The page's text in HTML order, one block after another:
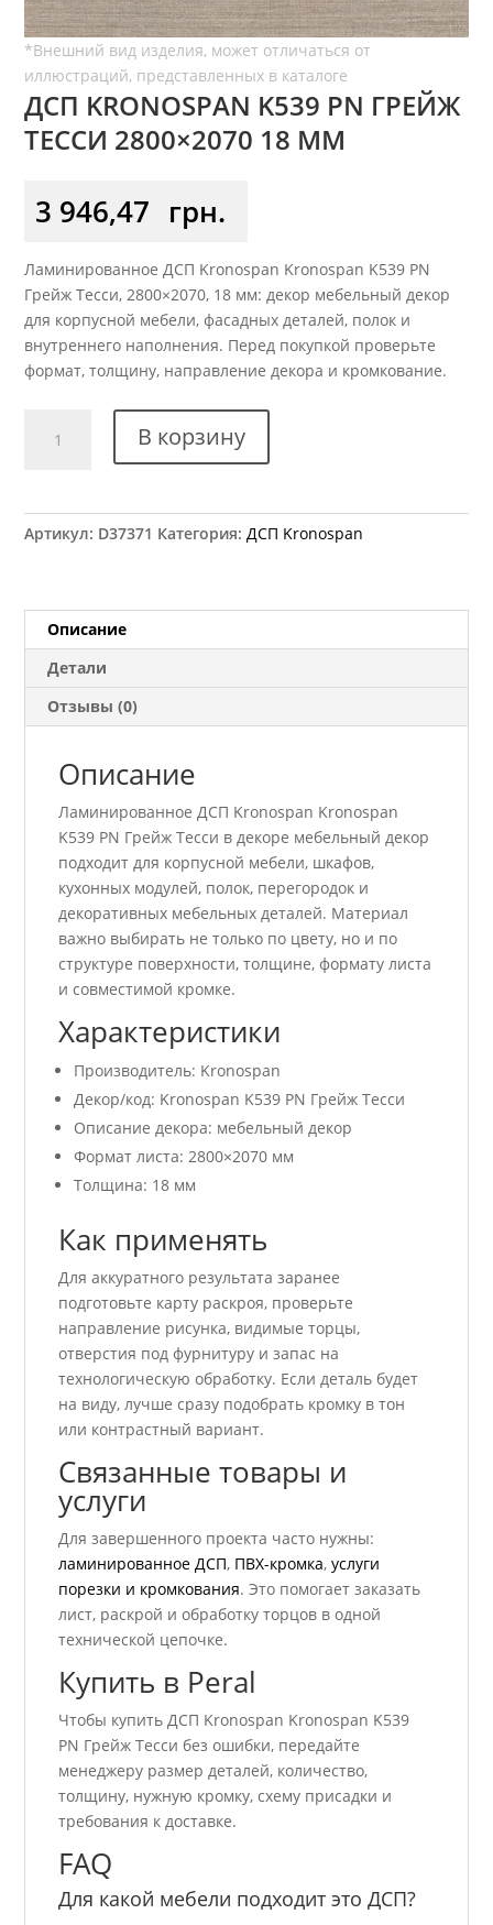
ДСП KRONOSPAN K539 PN ГРЕЙЖ
ТЕССИ 2800×2070 18 ММ
3 946,47 грн.
Ламинированное ДСП Kronospan Kronospan K539 PN
Грейж Тесси, 2800×2070, 18 мм: декор мебельный декор
для корпусной мебели, фасадных деталей, полок и
внутреннего наполнения. Перед покупкой проверьте
формат, толщину, направление декора и кромкование.
товара
PN
2800x2070
18
В корзину
Артикул: D37371 Категория: ДСП Kronospan
Описание
Детали
Отзывы (0)
Описание
Ламинированное ДСП Kronospan Kronospan
K539 PN Грейж Тесси в декоре мебельный декор
подходит для корпусной мебели, шкафов,
кухонных модулей, полок, перегородок и
декоративных мебельных деталей. Материал
важно выбирать не только по цвету, но и по
структуре поверхности, толщине, формату листа
и совместимой кромке.
Характеристики
Производитель: Kronospan
Декор/код: Kronospan K539 PN Грейж Тесси
Описание декора: мебельный декор
Формат листа: 2800×2070 мм
Толщина: 18 мм
Как применять
Для аккуратного результата заранее
подготовьте карту раскроя, проверьте
направление рисунка, видимые торцы,
отверстия под фурнитуру и запас на
технологическую обработку. Если деталь будет
на виду, лучше сразу подобрать кромку в тон
или контрастный вариант.
Связанные товары и
услуги
Для завершенного проекта часто нужны:
ламинированное ДСП, ПВХ-кромка,услуги
порезки и кромкования. Это помогает заказать
лист, раскрой и обработку торцов в одной
технической цепочке.
Купить в Peral
Чтобы купить ДСП Kronospan Kronospan K539
PN Грейж Тесси без ошибки, передайте
менеджеру размер деталей, количество,
толщину, нужную кромку, схему присадки и
требования к доставке.
FAQ
Для какой мебели подходит это ДСП?